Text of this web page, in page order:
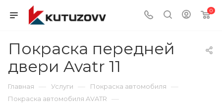
0
Покраска передней
двери Avatr 11
Главная — Услуги — Покраска автомобиля —
Покраска автомобиля AVATR —